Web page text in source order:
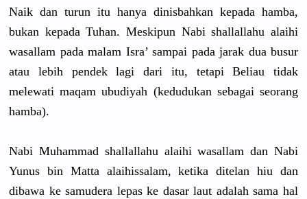
Naik dan turun itu hanya dinisbahkan kepada hamba,
bukan kepada Tuhan. Meskipun Nabi shallallahu alaihi
wasallam pada malam Isra’ sampai pada jarak dua busur
atau lebih pendek lagi dari itu, tetapi Beliau tidak
melewati maqam ubudiyah (kedudukan sebagai seorang
hamba).
Nabi Muhammad shallallahu alaihi wasallam dan Nabi
Yunus bin Matta alaihissalam, ketika ditelan hiu dan
dibawa ke samudera lepas ke dasar laut adalah sama hal